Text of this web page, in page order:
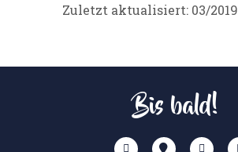
Zuletzt aktualisiert: 03/2019
Bis bald!